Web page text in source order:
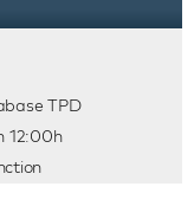
TPD
12:00h